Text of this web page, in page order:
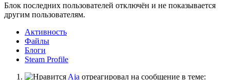
Блок последних пользователей отключён и не показывается
другим пользователям.
Активность
Файлы
Блоги
Steam Profile
Aja отреагировал на сообщение в теме: